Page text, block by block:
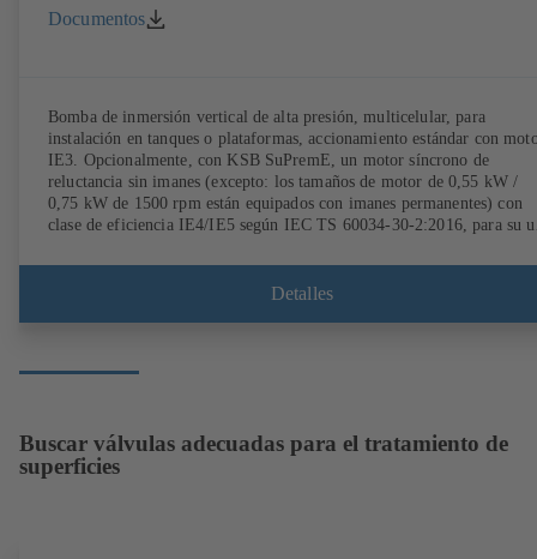
Documentos
Bomba de inmersión vertical de alta presión, multicelular, para
instalación en tanques o plataformas, accionamiento estándar con
IE3. Opcionalmente, con KSB SuPremE, un motor síncrono de
reluctancia sin imanes (excepto: los tamaños de motor de 0,55 kW /
0,75 kW de 1500 rpm están equipados con imanes permanentes) con
clase de eficiencia IE4/IE5 según IEC TS 60034-30-2:2016, para su
PumpDrive 2 Eco de KSB sin sensores de posición del rotor.
Detalles
Buscar válvulas adecuadas para el tratamiento de
superficies